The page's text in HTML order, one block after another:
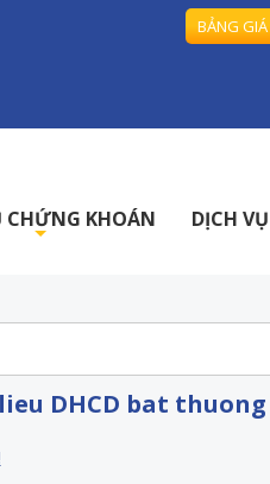
BẢNG GIÁ
CHỨNG KHOÁN DỊCH
DHCD bat